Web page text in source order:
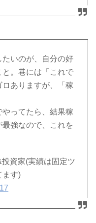
いのが、自分の好
。巷には「これで
ありますが、「稼
ってたら、結果稼
強なので、これを
資家(実績は固定ツ
ます)